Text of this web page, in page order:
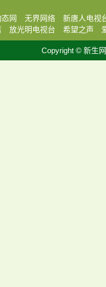
网 无界网络
新唐人电视
放光明电视台 希望之声
Copyright © 新生